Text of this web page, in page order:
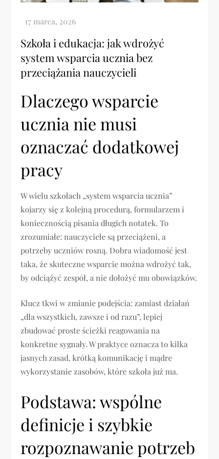
Szkoła i edukacja: jak wdrożyć
system wsparcia ucznia bez
przeciążania nauczycieli
Dlaczego wsparcie
ucznia nie musi
oznaczać dodatkowej
pracy
W wielu szkołach „system wsparcia ucznia”
kojarzy się z kolejną procedurą, formularzem i
koniecznością pisania długich notatek. To
zrozumiałe: nauczyciele są przeciążeni, a
potrzeby uczniów rosną. Dobra wiadomość jest
taka, że skuteczne wsparcie można wdrożyć tak,
by odciążyć zespół, a nie dołożyć mu obowiązków.
Klucz tkwi w zmianie podejścia: zamiast działań
„dla wszystkich, zawsze i od razu”, lepiej
zbudować proste ścieżki reagowania na
konkretne sygnały. W praktyce oznacza to kilka
jasnych zasad, krótką komunikację i mądre
wykorzystanie zasobów, które szkoła już ma.
Podstawa: wspólne
definicje i szybkie
rozpoznawanie potrzeb